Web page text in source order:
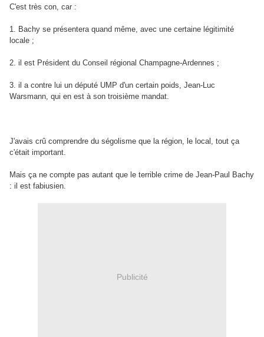
C'est très con, car :
1. Bachy se présentera quand même, avec une certaine légitimité
locale ;
2. il est Président du Conseil régional Champagne-Ardennes ;
3. il a contre lui un député UMP d'un certain poids, Jean-Luc
Warsmann, qui en est à son troisième mandat.
J'avais crû comprendre du ségolisme que la région, le local, tout ça
c'était important.
Mais ça ne compte pas autant que le terrible crime de Jean-Paul Bachy
: il est fabiusien.
Publicité